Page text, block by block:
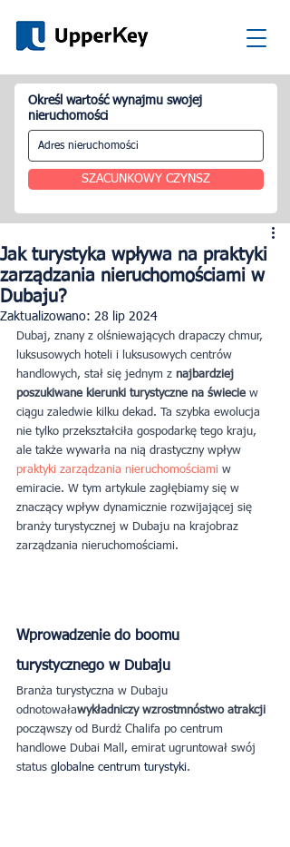
Określ wartość wynajmu swojej
nieruchomości
SZACUNKOWY CZYNSZ
Jak turystyka wpływa na praktyki
zarządzania nieruchomościami w
Dubaju?
Zaktualizowano: 28 lip 2024
Dubaj, znany z olśniewających drapaczy chmur,
luksusowych hoteli i luksusowych centrów
handlowych, stał się jednym z najbardziej
poszukiwane kierunki turystyczne na świecie w
ciągu zaledwie kilku dekad. Ta szybka ewolucja
nie tylko przekształciła gospodarkę tego kraju,
ale także wywarła na nią drastyczny wpływ
praktyki zarządzania nieruchomościami w
emiracie. W tym artykule zagłębiamy się w
znaczący wpływ dynamicznie rozwijającej się
branży turystycznej w Dubaju na krajobraz
zarządzania nieruchomościami.
Wprowadzenie do boomu
turystycznego w Dubaju
Branża turystyczna w Dubaju
odnotowaławykładniczy wzrostmnóstwo atrakcji
począwszy od Burdż Chalifa po centrum
handlowe Dubai Mall, emirat ugruntował swój
status globalne centrum turystyki.